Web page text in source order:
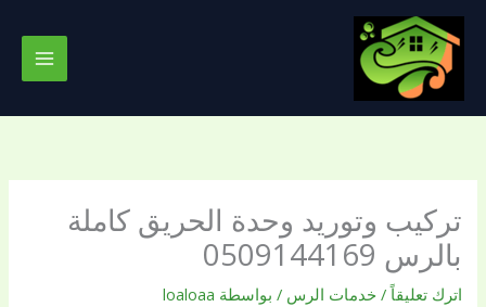
تخطي
المحتوى
تركيب وتوريد وحدة الحريق كاملة
بالرس 0509144169
اترك تعليقاً / خدمات الرس / بواسطة loaloaa